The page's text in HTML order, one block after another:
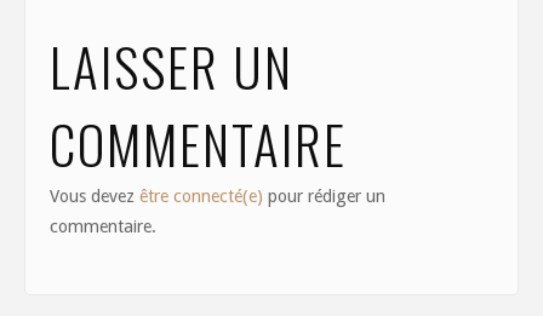
LAISSER UN
COMMENTAIRE
Vous devezêtre connecté(e) pour rédiger un
commentaire.